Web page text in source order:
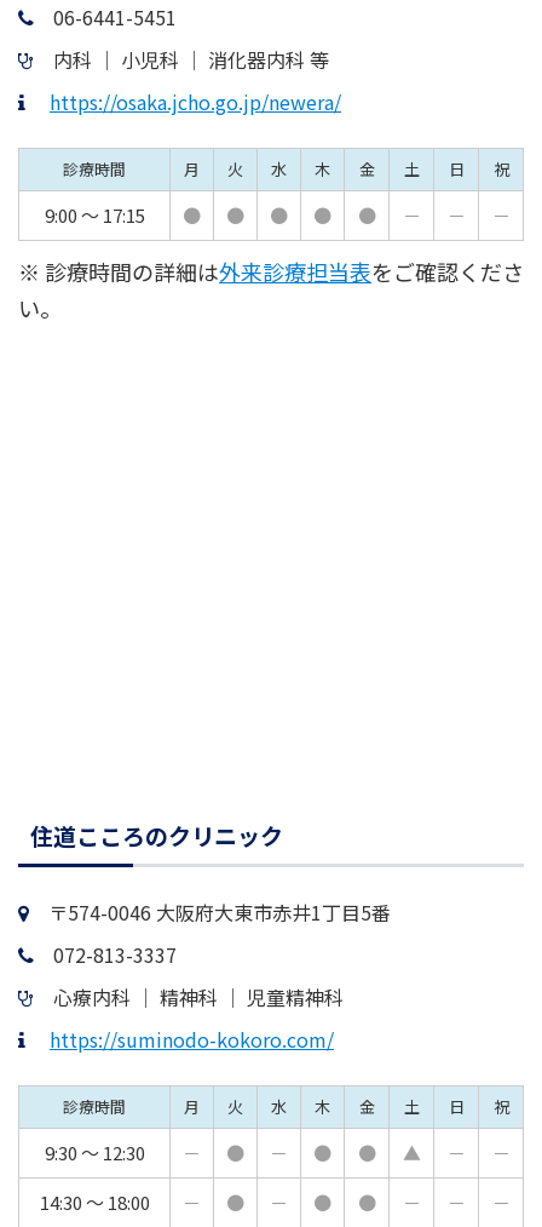
06-6441-5451
内科 │ 小児科 │ 消化器内科 等
https://osaka.jcho.go.jp/newera/
診療時間 月 火 水 木 金 土 日 祝
9:00 ～ 17:15 ● ● ● ● ● － － －
※ 診療時間の詳細は外来診療担当表をご確認くださ
い。
住道こころのクリニック
〒574-0046 大阪府大東市赤井1丁目5番
072-813-3337
心療内科 │ 精神科 │ 児童精神科
https://suminodo-kokoro.com/
診療時間 月 火 水 木 金 土 日 祝
9:30 ～ 12:30 － ● － ● ● ▲ －
－
14:30 ～ 18:00
－ ● － ● ● － － －